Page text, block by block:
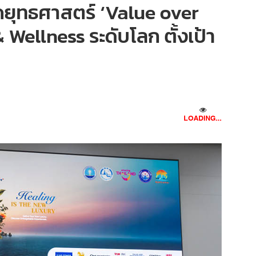
ทธศาสตร์ ‘Value over
ระดับโลก ตั้งเป้า
LOADING...